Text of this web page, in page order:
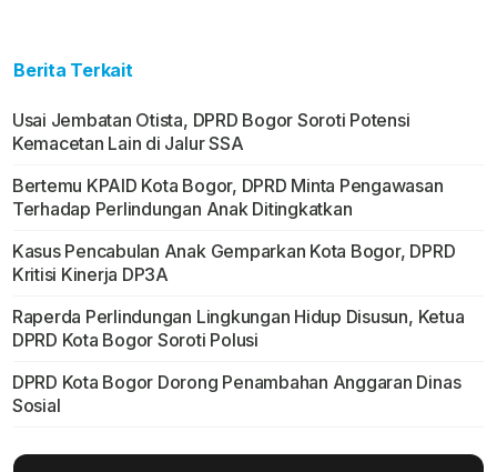
Berita Terkait
Usai Jembatan Otista, DPRD Bogor Soroti Potensi
Kemacetan Lain di Jalur SSA
Bertemu KPAID Kota Bogor, DPRD Minta Pengawasan
Terhadap Perlindungan Anak Ditingkatkan
Kasus Pencabulan Anak Gemparkan Kota Bogor, DPRD
Kritisi Kinerja DP3A
Raperda Perlindungan Lingkungan Hidup Disusun, Ketua
DPRD Kota Bogor Soroti Polusi
DPRD Kota Bogor Dorong Penambahan Anggaran Dinas
Sosial